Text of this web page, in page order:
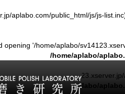
aplabo.com/public_html/js/js-
opening '/home/aplabo/
/home/aplabo/
home/aplabo/
/home/aplabo/